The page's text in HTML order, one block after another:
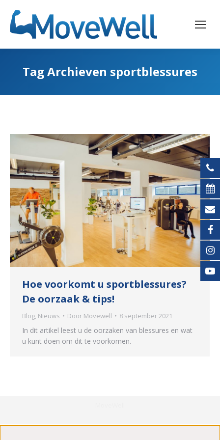
Tag Archieven sportblessures
Hoe voorkomt u sportblessures?
De oorzaak & tips!
Blog, Nieuws Door Movewell 8 september 2021
In dit artikel leest u de oorzaken van blessures en wat
u kunt doen om dit te voorkomen.